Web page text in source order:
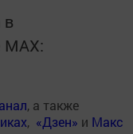
в
MАХ:
, а также
, «Дзен» и Макс